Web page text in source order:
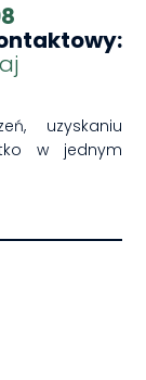
uzyskaniu
w jednym